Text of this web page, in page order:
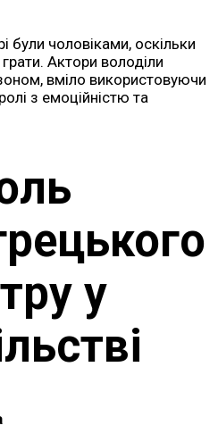
були чоловіками, оскільки
Актори володіли
вміло використовуючи
з емоційністю та
у